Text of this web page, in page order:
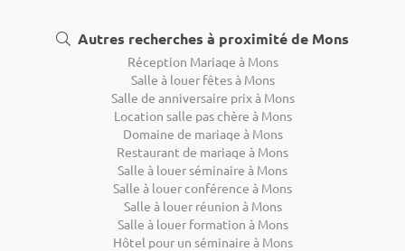
Autres recherches à proximité de Mons
Réception Mariage à Mons
Salle à louer fêtes à Mons
Salle de anniversaire prix à Mons
Location salle pas chère à Mons
Domaine de mariage à Mons
Restaurant de mariage à Mons
Salle à louer séminaire à Mons
Salle à louer conférence à Mons
Salle à louer réunion à Mons
Salle à louer formation à Mons
Hôtel pour un séminaire à Mons